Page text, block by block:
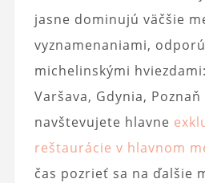
jasne dominujú väčšie
vyznamenaniami,
michelinskými
Varšava, Gdynia, Poznaň
navštevujete hlavne
reštaurácie v hlavnom
čas pozrieť sa na ďalšie